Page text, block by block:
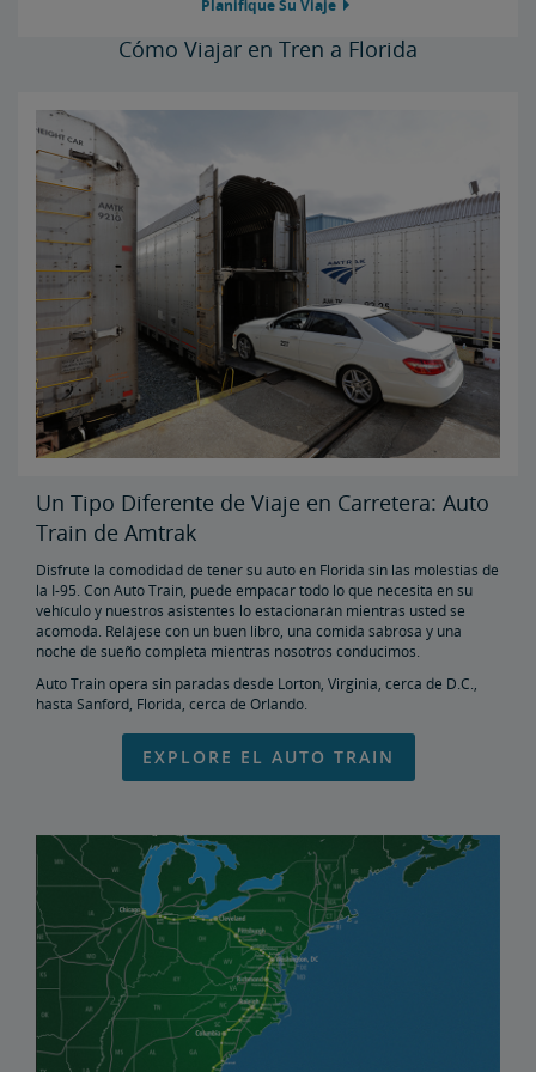
Planifique Su Viaje
Cómo Viajar en Tren a Florida
Un Tipo Diferente de Viaje en Carretera: Auto
Train de Amtrak
Disfrute la comodidad de tener su auto en Florida sin las molestias de
la I-95. Con Auto Train, puede empacar todo lo que necesita en su
vehículo y nuestros asistentes lo estacionarán mientras usted se
acomoda. Relájese con un buen libro, una comida sabrosa y una
noche de sueño completa mientras nosotros conducimos.
Auto Train opera sin paradas desde Lorton, Virginia, cerca de D.C.,
hasta Sanford, Florida, cerca de Orlando.
EXPLORE EL AUTO TRAIN